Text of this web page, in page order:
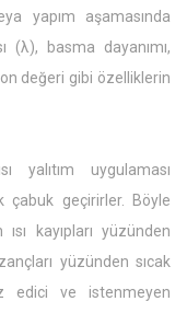
yapım aşamasında
(λ), basma dayanımı,
değeri gibi özelliklerin
yalıtım uygulaması
çabuk geçirirler. Böyle
kayıpları yüzünden
yüzünden sıcak
edici ve istenmeyen